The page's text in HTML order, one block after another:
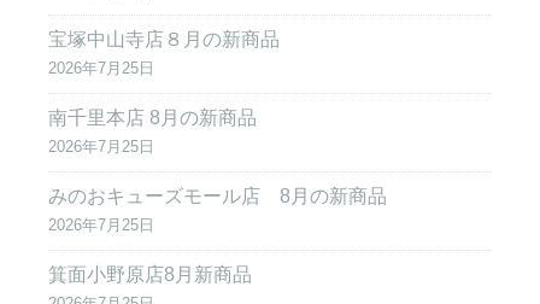
宝塚中山寺店８月の新商品
2026年7月25日
南千里本店 8月の新商品
2026年7月25日
みのおキューズモール店 8月の新商品
2026年7月25日
箕面小野原店8月新商品